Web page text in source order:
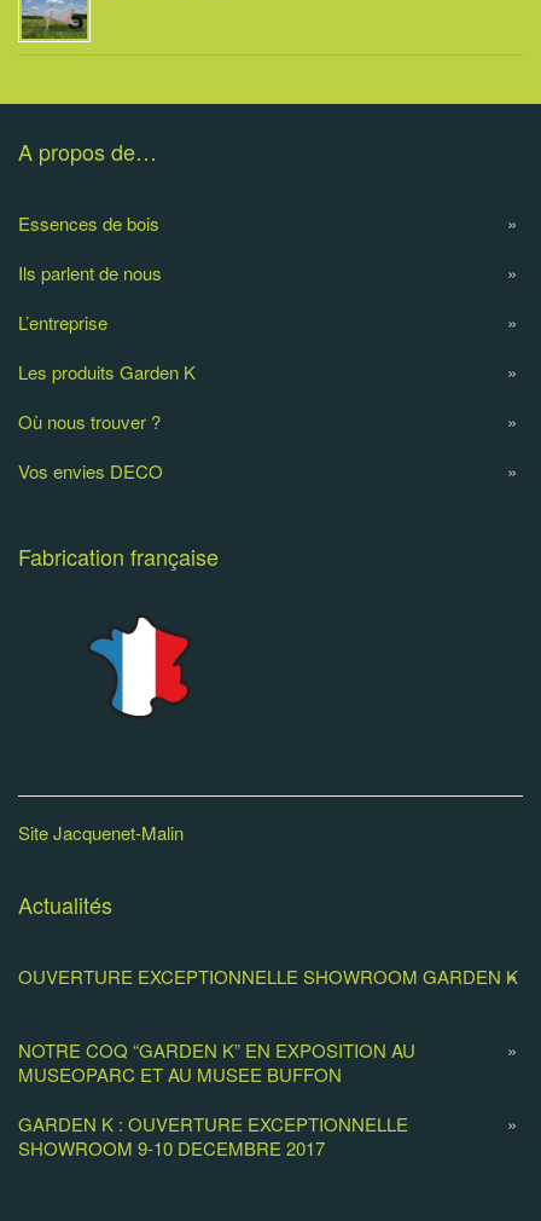
A propos de…
Essences de bois
Ils parlent de nous
L’entreprise
Les produits Garden K
Où nous trouver ?
Vos envies DECO
Fabrication française
Site Jacquenet-Malin
Actualités
OUVERTURE EXCEPTIONNELLE SHOWROOM GARDEN K
NOTRE COQ “GARDEN K” EN EXPOSITION AU
MUSEOPARC ET AU MUSEE BUFFON
GARDEN K : OUVERTURE EXCEPTIONNELLE
SHOWROOM 9-10 DECEMBRE 2017